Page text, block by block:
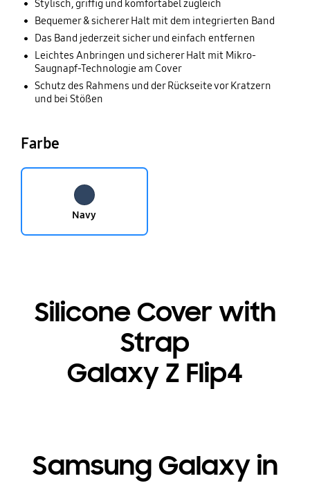
Stylisch, griffig und komfortabel zugleich
Bequemer & sicherer Halt mit dem integrierten Band
Das Band jederzeit sicher und einfach entfernen
Leichtes Anbringen und sicherer Halt mit Mikro-
Saugnapf-Technologie am Cover
Schutz des Rahmens und der Rückseite vor Kratzern
und bei Stößen
Farbe
Navy
Silicone Cover with
Strap
Galaxy Z Flip4
Samsung Galaxy in